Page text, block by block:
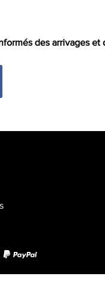
des arrivages et